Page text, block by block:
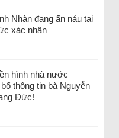
Nhàn đang ẩn náu tại
xác nhận
hình nhà nước
thông tin bà Nguyễn
Đức!